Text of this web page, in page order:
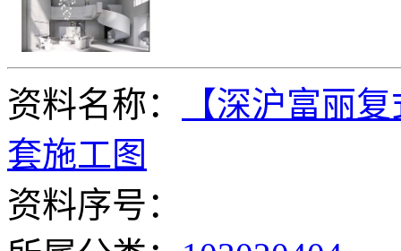
资料名称：
【深沪富丽
套施工图
资料序号：